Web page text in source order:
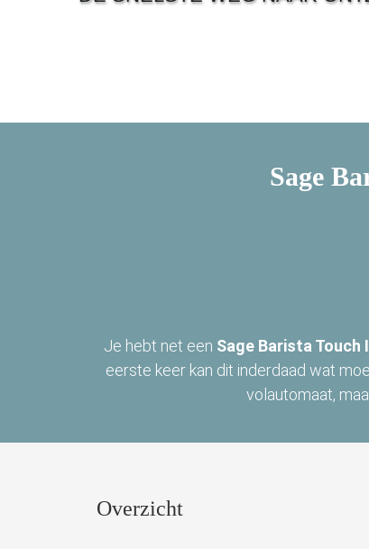
Sage
Je hebt net een Sage Barista Touch
eerste keer kan dit inderdaad wat
volautomaat,
Overzicht